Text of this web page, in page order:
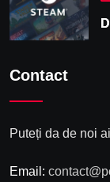
Contact
Puteți da de noi
Email: